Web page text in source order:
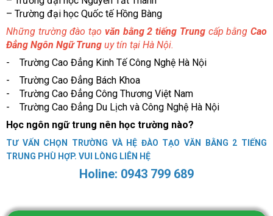
– Trường đại học Quốc tế Hồng Bàng
Những trường đào tạo văn bằng 2 tiếng Trungcấp bằngCao
Đẳng Ngôn Ngữ Trung uy tín tại Hà Nội.
- Trường Cao Đẳng Kinh Tế Công Nghệ Hà Nội
- Trường Cao Đẳng Bách Khoa
- Trường Cao Đẳng Công Thương Việt Nam
- Trường Cao Đẳng Du Lịch và Công Nghệ Hà Nội
Học ngôn ngữ trung nên học trường nào?
TƯ VẤN CHỌN TRƯỜNG VÀ HỆ ĐÀO TẠO VĂN BẰNG 2 TIẾNG
TRUNG PHÙ HỢP. VUI LÒNG LIÊN HỆ
Holine: 0943 799 689